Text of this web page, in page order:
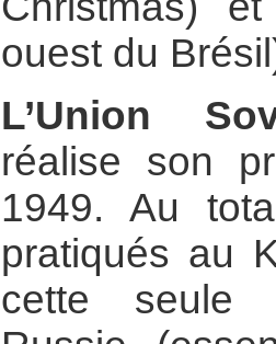
ouest du
L’Union
réalise son
1949. Au
pratiqués au
cette seule